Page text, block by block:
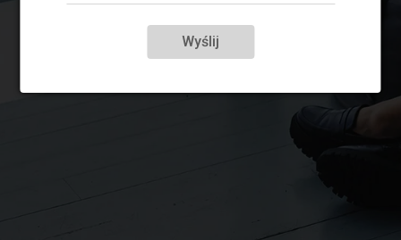
Wyślij